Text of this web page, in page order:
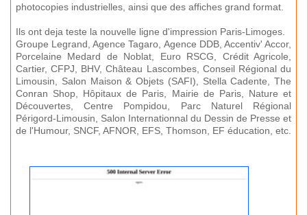
photocopies industrielles, ainsi que des affiches grand format.
Ils ont deja teste la nouvelle ligne d'impression Paris-Limoges.
Groupe Legrand, Agence Tagaro, Agence DDB, Accentiv' Accor,
Porcelaine Medard de Noblat, Euro RSCG, Crédit Agricole,
Cartier, CFPJ, BHV, Château Lascombes, Conseil Régional du
Limousin, Salon Maison & Objets (SAFI), Stella Cadente, The
Conran Shop, Hôpitaux de Paris, Mairie de Paris, Nature et
Découvertes, Centre Pompidou, Parc Naturel Régional
Périgord-Limousin, Salon Internationnal du Dessin de Presse et
de l'Humour, SNCF, AFNOR, EFS, Thomson, EF éducation, etc.